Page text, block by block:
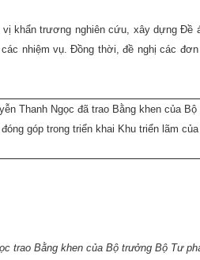
khẩn trương nghiên cứu, xây dựng Đề
nhiệm vụ. Đồng thời, đề nghị các
Thanh Ngọc đã trao Bằng khen của
góp trong triển khai Khu triển lãm
trao Bằng khen của Bộ trưởng Bộ Tư